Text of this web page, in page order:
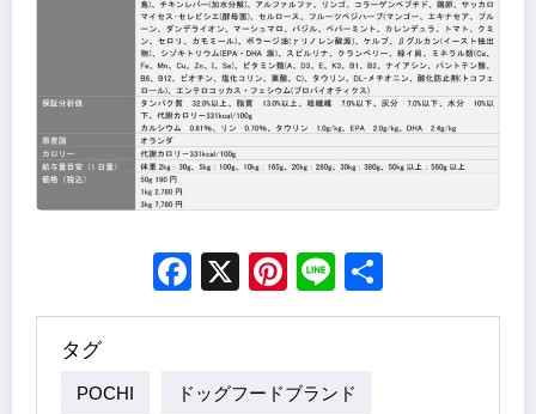
Facebook
X Pinterest
Line
タグ
POCHI ドッグフードブランド